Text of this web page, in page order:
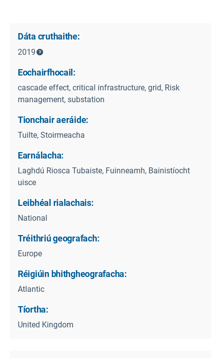
Dáta cruthaithe:
2019
Eochairfhocail:
cascade effect, critical infrastructure, grid, Risk
management, substation
Tionchair aeráide:
Tuilte, Stoirmeacha
Earnálacha:
Laghdú Riosca Tubaiste, Fuinneamh, Bainistíocht
uisce
Leibhéal rialachais:
National
Tréithriú geografach:
Europe
Réigiúin bhithgheografacha:
Atlantic
Tíortha:
United Kingdom